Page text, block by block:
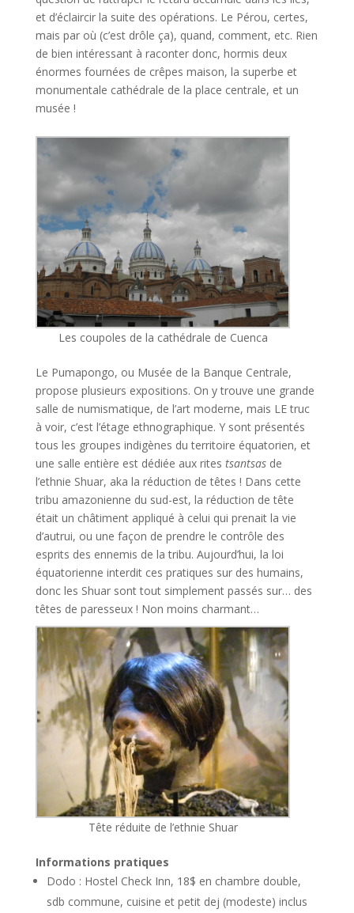
et d’éclaircir la suite des opérations. Le Pérou, certes,
mais par où (c’est drôle ça), quand, comment, etc. Rien
de bien intéressant à raconter donc, hormis deux
énormes fournées de crêpes maison, la superbe et
monumentale cathédrale de la place centrale, et un
musée !
Les coupoles de la cathédrale de Cuenca
Le Pumapongo, ou Musée de la Banque Centrale,
propose plusieurs expositions. On y trouve une grande
salle de numismatique, de l’art moderne, mais LE truc
à voir, c’est l’étage ethnographique. Y sont présentés
tous les groupes indigènes du territoire équatorien, et
une salle entière est dédiée aux rites tsantsasde
l’ethnie Shuar, aka la réduction de têtes ! Dans cette
tribu amazonienne du sud-est, la réduction de tête
était un châtiment appliqué à celui qui prenait la vie
d’autrui, ou une façon de prendre le contrôle des
esprits des ennemis de la tribu. Aujourd’hui, la loi
équatorienne interdit ces pratiques sur des humains,
donc les Shuar sont tout simplement passés sur… des
têtes de paresseux ! Non moins charmant…
Tête réduite de l’ethnie Shuar
Informations pratiques
Dodo : Hostel Check Inn, 18$ en chambre double,
sdb commune, cuisine et petit dej (modeste) inclus